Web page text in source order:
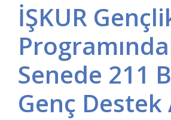
İŞKUR
Senede 211
Genç Destek